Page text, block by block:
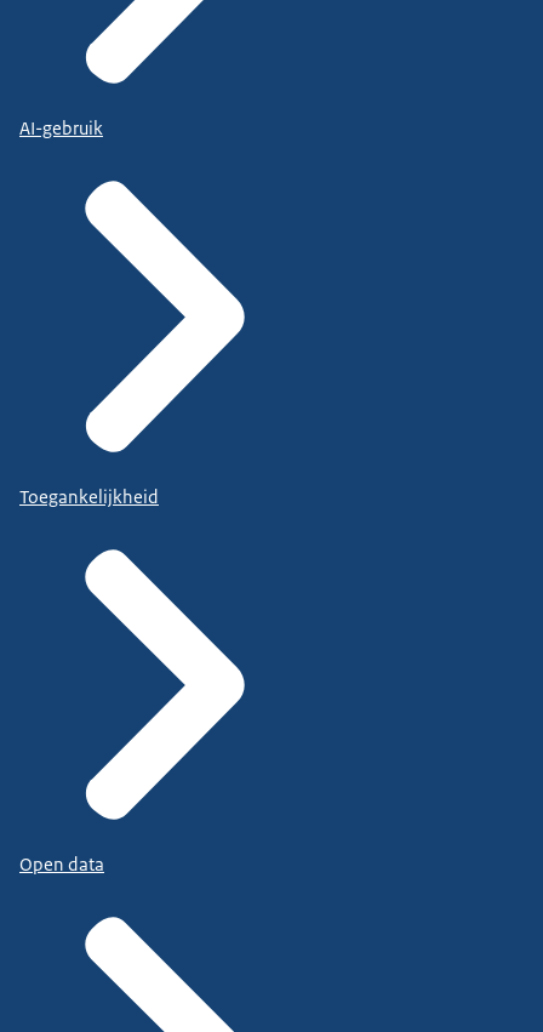
AI-gebruik
Toegankelijkheid
Open data